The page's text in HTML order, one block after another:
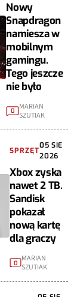
Nowy
Snapdragon
namiesza w
mobilnym
gamingu.
Tego jeszcze
nie było
0 MARIAN
SZUTIAK
SPRZĘT
05 SIE
2026
Xbox zyska
nawet 2 TB.
Sandisk
pokazał
nową kartę
dla graczy
0
MARIAN
SZUTIAK